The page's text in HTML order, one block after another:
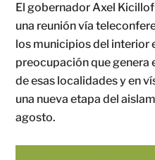
El gobernador Axel
una reunión vía
los municipios del interior
preocupación que genera
de esas localidades y en
una nueva etapa del
agosto.